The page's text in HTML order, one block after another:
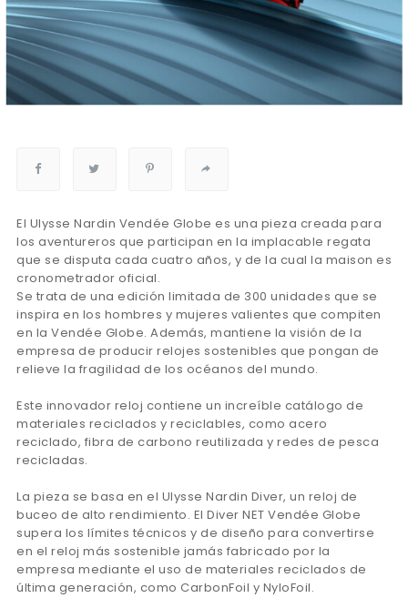
El Ulysse Nardin Vendée Globe es una pieza creada para
los aventureros que participan en la implacable regata
que se disputa cada cuatro años, y de la cual la maison es
cronometrador oficial.
Se trata de una edición limitada de 300 unidades que se
inspira en los hombres y mujeres valientes que compiten
en la Vendée Globe. Además, mantiene la visión de la
empresa de producir relojes sostenibles que pongan de
relieve la fragilidad de los océanos del mundo.
Este innovador reloj contiene un increíble catálogo de
materiales reciclados y reciclables, como acero
reciclado, fibra de carbono reutilizada y redes de pesca
recicladas.
La pieza se basa en el Ulysse Nardin Diver, un reloj de
buceo de alto rendimiento. El Diver NET Vendée Globe
supera los límites técnicos y de diseño para convertirse
en el reloj más sostenible jamás fabricado por la
empresa mediante el uso de materiales reciclados de
última generación, como CarbonFoil y NyloFoil.